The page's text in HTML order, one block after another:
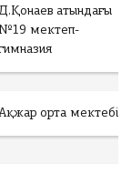
атындағы
№19 мектеп-
орта мектебі